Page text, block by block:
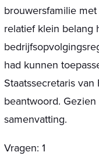
brouwersfamilie
relatief klein belang
had kunnen
Staatssecretaris
beantwoord.
samenvatting.
Vragen: 1